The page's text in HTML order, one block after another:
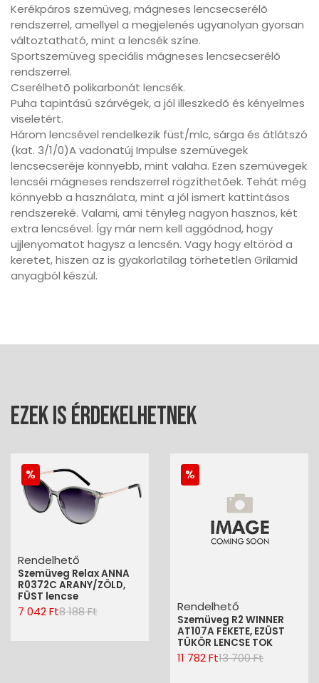
Kerékpáros szemüveg, mágneses lencsecserélõ
rendszerrel, amellyel a megjelenés ugyanolyan gyorsan
változtatható, mint a lencsék színe.
Sportszemüveg speciális mágneses lencsecserélõ
rendszerrel.
Cserélhetõ polikarbonát lencsék.
Puha tapintású szárvégek, a jól illeszkedõ és kényelmes
viseletért.
Három lencsével rendelkezik füst/mlc, sárga és átlátszó
(kat. 3/1/0)A vadonatúj Impulse szemüvegek
lencsecseréje könnyebb, mint valaha. Ezen szemüvegek
lencséi mágneses rendszerrel rögzíthetõek. Tehát még
könnyebb a használata, mint a jól ismert kattintásos
rendszereké. Valami, ami tényleg nagyon hasznos, két
extra lencsével. Így már nem kell aggódnod, hogy
ujjlenyomatot hagysz a lencsén. Vagy hogy eltöröd a
keretet, hiszen az is gyakorlatilag törhetetlen Grilamid
anyagból készül.
Ezek is érdekelhetnek
Rendelhető
Szemüveg Relax ANNA
R0372C ARANY/ZÖLD,
FÜST lencse
7 042 Ft8 188 Ft Rendelhető
Szemüveg R2 WINNER
AT107A FEKETE, EZÜST
TÜKÖR LENCSE TOK
11 782 Ft13 700 Ft